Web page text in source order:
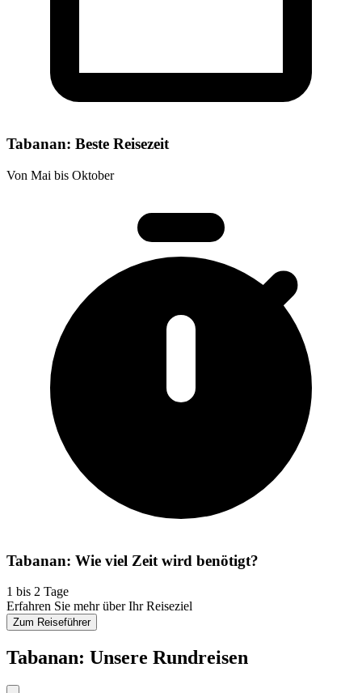
Tabanan: Beste Reisezeit
Von Mai bis Oktober
Tabanan: Wie viel Zeit wird benötigt?
1 bis 2 Tage
Erfahren Sie mehr über Ihr Reiseziel
Zum Reiseführer
Tabanan: Unsere Rundreisen